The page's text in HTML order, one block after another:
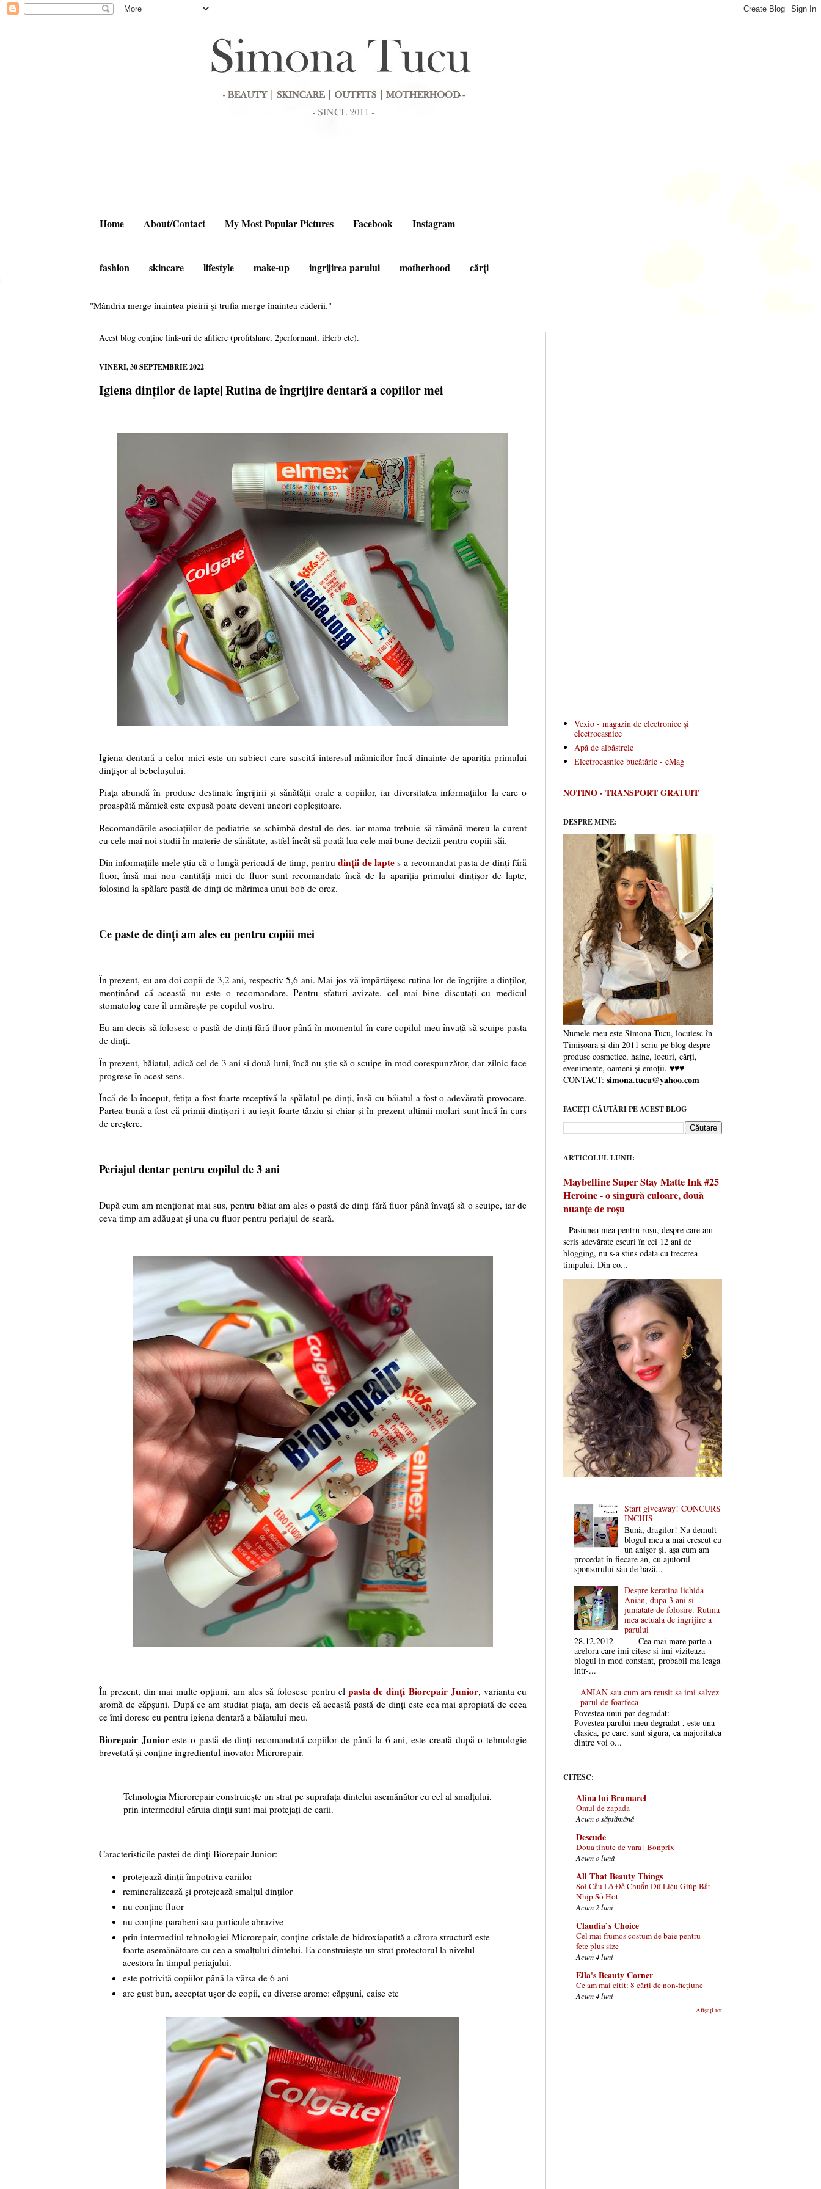
Home About/Contact My Most Popular Pictures Facebook Instagram
fashion skincare lifestyle make-up ingrijirea parului motherhood cărți
"Mândria merge înaintea pieirii şi trufia merge înaintea căderii."
Acest blog conține link-uri de afiliere (profitshare, 2performant, iHerb etc).
VINERI, 30 SEPTEMBRIE 2022
Igiena dinților de lapte| Rutina de îngrijire dentară a copiilor mei
Igiena dentară a celor mici este un subiect care suscită interesul mămicilor încă dinainte de apariția primului
dințișor al bebelușului.
Piața abundă în produse destinate îngrijirii și sănătății orale a copiilor, iar diversitatea informațiilor la care o
proaspătă mămică este expusă poate deveni uneori copleșitoare.
Recomandările asociațiilor de pediatrie se schimbă destul de des, iar mama trebuie să rămână mereu la curent
cu cele mai noi studii în materie de sănătate, astfel încât să poată lua cele mai bune decizii pentru copiii săi.
Din informațiile mele știu că o lungă perioadă de timp, pentrudinții de lapte s-a recomandat pasta de dinți fără
fluor, însă mai nou cantități mici de fluor sunt recomandate încă de la apariția primului dințișor de lapte,
folosind la spălare pastă de dinți de mărimea unui bob de orez.
Ce paste de dinți am ales eu pentru copiii mei
În prezent, eu am doi copii de 3,2 ani, respectiv 5,6 ani. Mai jos vă împărtășesc rutina lor de îngrijire a dinților,
menținând că această nu este o recomandare. Pentru sfaturi avizate, cel mai bine discutați cu medicul
stomatolog care îl urmărește pe copilul vostru.
Eu am decis să folosesc o pastă de dinți fără fluor până în momentul în care copilul meu învață să scuipe pasta
de dinți.
În prezent, băiatul, adică cel de 3 ani si două luni, încă nu știe să o scuipe în mod corespunzător, dar zilnic face
progrese în acest sens.
Încă de la început, fetița a fost foarte receptivă la spălatul pe dinți, însă cu băiatul a fost o adevărată provocare.
Partea bună a fost că primii dințișori i-au ieșit foarte târziu și chiar și în prezent ultimii molari sunt încă în curs
de creștere.
Periajul dentar pentru copilul de 3 ani
După cum am menționat mai sus, pentru băiat am ales o pastă de dinți fără fluor până învață să o scuipe, iar de
ceva timp am adăugat și una cu fluor pentru periajul de seară.
În prezent, din mai multe opțiuni, am ales să folosesc pentru el pasta de dinți Biorepair Junior, varianta cu
aromă de căpșuni. După ce am studiat piața, am decis că această pastă de dinți este cea mai apropiată de ceea
ce îmi doresc eu pentru igiena dentară a băiatului meu.
Biorepair Junioreste o pastă de dinți recomandată copiilor de până la 6 ani, este creată după o tehnologie
brevetată și conține ingredientul inovator Microrepair.
Tehnologia Microrepair construiește un strat pe suprafața dintelui asemănător cu cel al smalțului,
prin intermediul căruia dinții sunt mai protejați de carii.
Caracteristicile pastei de dinți Biorepair Junior:
protejează dinții împotriva cariilor
remineralizează și protejează smalțul dinților
nu conține fluor
nu conține parabeni sau particule abrazive
prin intermediul tehnologiei Microrepair, conține cristale de hidroxiapatită a cărora structură este
foarte asemănătoare cu cea a smalțului dintelui. Ea construiește un strat protectorul la nivelul
acestora în timpul periajului.
este potrivită copiilor până la vărsa de 6 ani
are gust bun, acceptat ușor de copii, cu diverse arome: căpșuni, caise etc
Vexio - magazin de electronice și
electrocasnice
Apă de albăstrele
Electrocasnice bucătărie - eMag
NOTINO - TRANSPORT GRATUIT
DESPRE MINE:
Numele meu este Simona Tucu, locuiesc în
Timișoara și din 2011 scriu pe blog despre
produse cosmetice, haine, locuri, cărți,
evenimente, oameni și emoții. ♥♥♥
CONTACT: 𝐬𝐢𝐦𝐨𝐧𝐚.𝐭𝐮𝐜𝐮@𝐲𝐚𝐡𝐨𝐨.𝐜𝐨𝐦
FACEȚI CĂUTĂRI PE ACEST BLOG
ARTICOLUL LUNII:
Maybelline Super Stay Matte Ink #25
Heroine - o singură culoare, două
nuanțe de roșu
Pasiunea mea pentru roșu, despre care am
scris adevărate eseuri în cei 12 ani de
blogging, nu s-a stins odată cu trecerea
timpului. Din co...
Start giveaway! CONCURS
INCHIS
Bună, dragilor! Nu demult
blogul meu a mai crescut cu
un anișor și, așa cum am
procedat în fiecare an, cu ajutorul
sponsorului său de bază...
Despre keratina lichida
Anian, dupa 3 ani si
jumatate de folosire. Rutina
mea actuala de ingrijire a
parului
28.12.2012 Cea mai mare parte a
acelora care imi citesc si imi viziteaza
blogul in mod constant, probabil ma leaga
intr-...
ANIAN sau cum am reusit sa imi salvez
parul de foarfeca
Povestea unui par degradat:
Povestea parului meu degradat , este una
clasica, pe care, sunt sigura, ca majoritatea
dintre voi o...
CITESC:
Alina lui Brumarel
Omul de zapada
Acum o săptămână
Descude
Doua tinute de vara | Bonprix
Acum o lună
All That Beauty Things
Soi Cầu Lô Đề Chuẩn Dữ Liệu Giúp Bắt
Nhịp Số Hot
Acum 2 luni
Claudia`s Choice
Cel mai frumos costum de baie pentru
fete plus size
Acum 4 luni
Ella's Beauty Corner
Ce am mai citit: 8 cărți de non-ficțiune
Acum 4 luni
Afișați tot